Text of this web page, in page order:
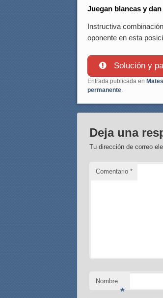
Juegan blancas y dan
Instructiva
oponente en esta
Solución y
Entrada publicada en Mates
permanente.
Deja una
Tu dirección de correo
Comentario*
Nombre
*